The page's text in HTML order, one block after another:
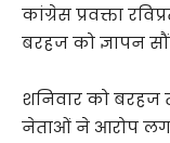
कांग्रेस प्रवक्ता
बरहज को ज्ञापन
शनिवार को बरहज
नेताओं ने आरोप